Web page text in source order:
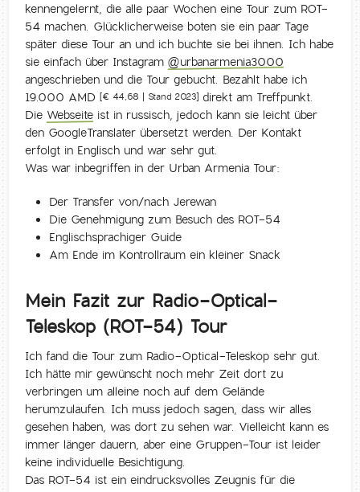
kennengelernt, die alle paar Wochen eine Tour zum ROT-
54 machen. Glücklicherweise boten sie ein paar Tage
später diese Tour an und ich buchte sie bei ihnen. Ich habe
sie einfach über Instagram@urbanarmenia3000
angeschrieben und die Tour gebucht. Bezahlt habe ich
19.000 AMD [€ 44,68 | Stand 2023] direkt am Treffpunkt.
Die Webseite ist in russisch, jedoch kann sie leicht über
den GoogleTranslater übersetzt werden. Der Kontakt
erfolgt in Englisch und war sehr gut.
Was war inbegriffen in der Urban Armenia Tour:
Der Transfer von/nach Jerewan
Die Genehmigung zum Besuch des ROT-54
Englischsprachiger Guide
Am Ende im Kontrollraum ein kleiner Snack
Mein Fazit zur Radio-Optical-
Teleskop (ROT-54) Tour
Ich fand die Tour zum Radio-Optical-Teleskop sehr gut.
Ich hätte mir gewünscht noch mehr Zeit dort zu
verbringen um alleine noch auf dem Gelände
herumzulaufen. Ich muss jedoch sagen, dass wir alles
gesehen haben, was dort zu sehen war. Vielleicht kann es
immer länger dauern, aber eine Gruppen-Tour ist leider
keine individuelle Besichtigung.
Das ROT-54 ist ein eindrucksvolles Zeugnis für die